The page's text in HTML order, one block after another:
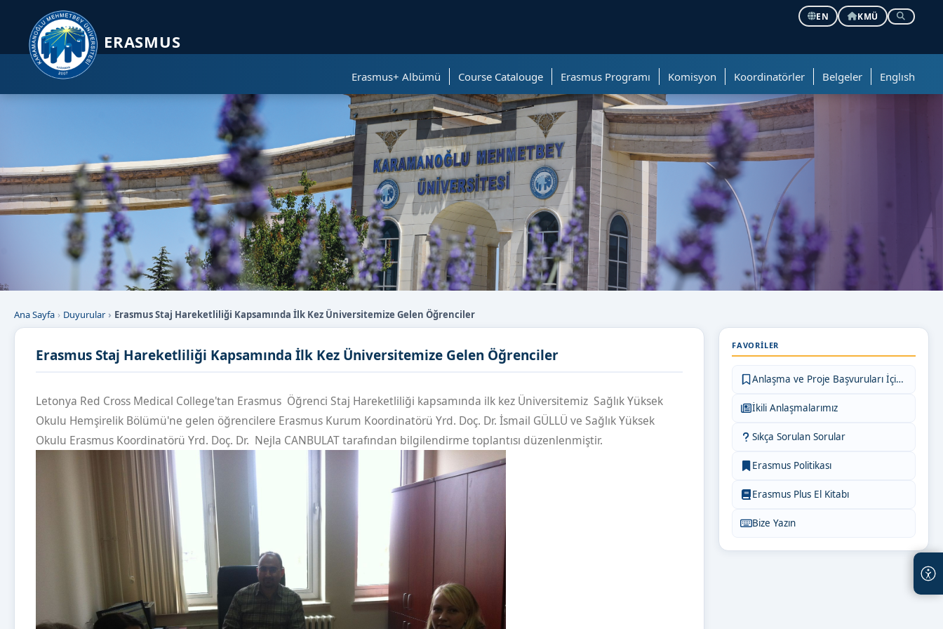
EN
KMÜ
ERASMUS
Erasmus+ Albümü Course Catalouge Erasmus Programı Komisyon Koordinatörler Belgeler Englısh
Ana Sayfa Duyurular Erasmus Staj Hareketliliği Kapsamında İlk Kez Üniversitemize Gelen Öğrenciler
Erasmus Staj Hareketliliği Kapsamında İlk Kez Üniversitemize Gelen Öğrenciler
Letonya Red Cross Medical College'tan Erasmus Öğrenci Staj Hareketliliği kapsamında ilk kez Üniversitemiz Sağlık Yüksek
Okulu Hemşirelik Bölümü'ne gelen öğrencilere Erasmus Kurum Koordinatörü Yrd. Doç. Dr. İsmail GÜLLÜ ve Sağlık Yüksek
Okulu Erasmus Koordinatörü Yrd. Doç. Dr. Nejla CANBULAT tarafından bilgilendirme toplantısı düzenlenmiştir.
FAVORILER
Anlaşma ve Proje Başvuruları İçin Bilgiler
İkili Anlaşmalarımız
Sıkça Sorulan Sorular
Erasmus Politikası
Erasmus Plus El Kitabı
Bize Yazın